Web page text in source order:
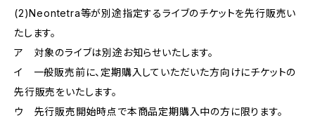
(2)Neontetra等が別途指定するライブのチケットを先行販売い
たします。
ア 対象のライブは別途お知らせいたします。
イ 一般販売前に、定期購入していただいた方向けにチケットの
先行販売をいたします。
ウ 先行販売開始時点で本商品定期購入中の方に限ります。